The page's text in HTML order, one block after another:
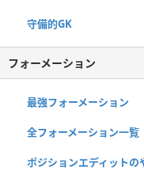
守備的GK
フォーメーション
最強フォーメーション
全フォーメーション一覧
ポジションエディットの